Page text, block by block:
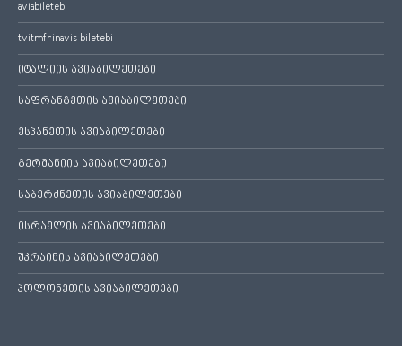
aviabiletebi
tvitmfrinavis biletebi
იტალიის ავიაბილეთები
საფრანგეთის ავიაბილეთები
ესპანეთის ავიაბილეთები
გერმანიის ავიაბილეთები
საბერძნეთის ავიაბილეთები
ისრაელის ავიაბილეთები
უკრაინის ავიაბილეთები
პოლონეთის ავიაბილეთები